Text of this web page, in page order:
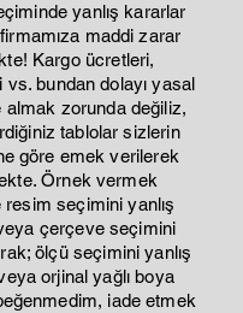
yanlış kararlar
maddi zarar
Kargo ücretleri,
bundan dolayı yasal
almak zorunda değiliz,
tablolar sizlerin
göre emek verilerek
Örnek vermek
seçimini yanlış
çerçeve seçimini
ölçü seçimini yanlış
orjinal yağlı boya
iade etmek